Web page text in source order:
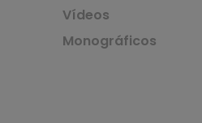
Vídeos
Monográficos